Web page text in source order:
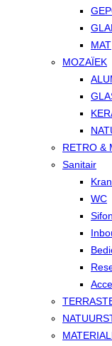
MAT
MOZAÏEK
RETRO &
Sanitair
WC
Sifon